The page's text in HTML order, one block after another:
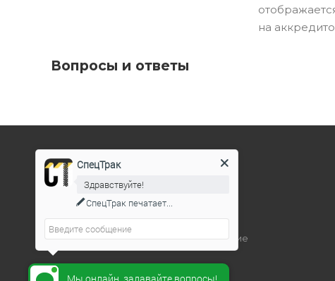
на
Вопросы и ответы
КАТАЛОГ
Полуприцепы
Дорожно-строительная техника
Подъемно-транспортное оборудование
СпецТрак
Здравствуйте!
СпецТрак печатает...